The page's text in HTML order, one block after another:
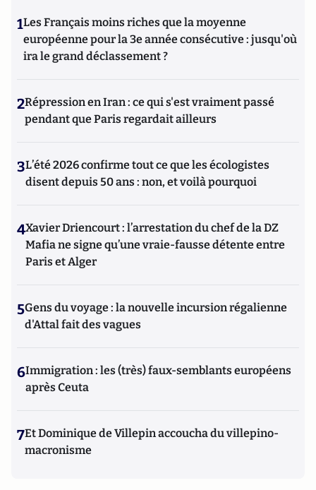
1Les Français moins riches que la moyenne
européenne pour la 3e année consécutive : jusqu'où
ira le grand déclassement ?
2Répression en Iran : ce qui s'est vraiment passé
pendant que Paris regardait ailleurs
3L’été 2026 confirme tout ce que les écologistes
disent depuis 50 ans : non, et voilà pourquoi
4Xavier Driencourt : l’arrestation du chef de la DZ
Mafia ne signe qu’une vraie-fausse détente entre
Paris et Alger
5Gens du voyage : la nouvelle incursion régalienne
d'Attal fait des vagues
6Immigration : les (très) faux-semblants européens
après Ceuta
7Et Dominique de Villepin accoucha du villepino-
macronisme